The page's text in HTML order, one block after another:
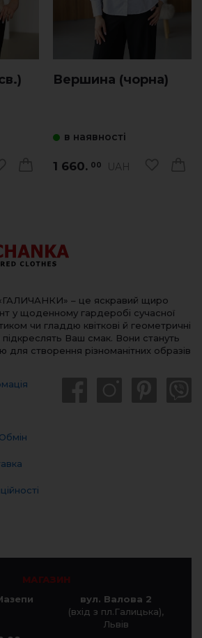
Вершина (чорна)
в наявності
1 660. 00 UAH
– це яскравий щиро
у щоденному гардеробі сучасної
чи гладдю квіткові й геометричні
Ваш смак. Вони стануть
створення різноманітних образів
МАГАЗИН
вул. Валова 2
(вхід з пл.Галицька),
Львів